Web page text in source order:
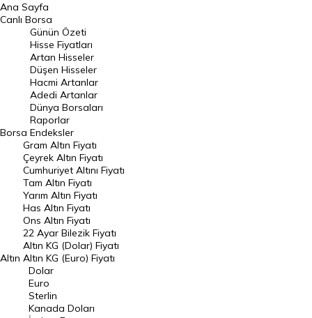
BIST 100 Hisseleri
En Çok Artan Hisseler
En Çok Düşen Hisseler
Hacmi Artanlar
Geçmiş Kapanışlar
Dünya Borsaları
Raporlar
Endeksler
DÖVİZ
Döviz Kuru
Dolar Kuru
Euro Kuru
Pound Kuru
Frank Kuru
Ana Sayfa
Canlı Borsa
Borsa
Günün Özeti
Hisse Fiyatları
Artan Hisseler
Düşen Hisseler
Hacmi Artanlar
Adedi Artanlar
Dünya Borsaları
Raporlar
Endeksler
Altın
Gram Altın Fiyatı
Çeyrek Altın Fiyatı
Cumhuriyet Altını Fiyatı
Tam Altın Fiyatı
Yarım Altın Fiyatı
Has Altın Fiyatı
Ons Altın Fiyatı
22 Ayar Bilezik Fiyatı
Altın KG (Dolar) Fiyatı
Altın KG (Euro) Fiyatı
Dolar
Euro
Sterlin
Kanada Doları